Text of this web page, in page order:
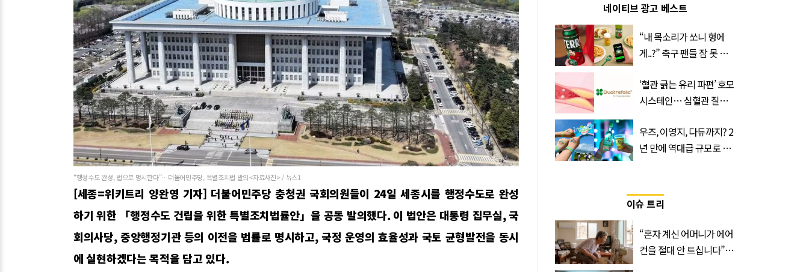
“행정수도 완성, 법으로 명시한다”…더불어민주당, 특별조치법 발의<자료사진> / 뉴스1
[세종=위키트리 양완영 기자] 더불어민주당 충청권 국회의원들이 24일 세종시를 행정수도로 완성
하기 위한 「행정수도 건립을 위한 특별조치법률안」을 공동 발의했다. 이 법안은 대통령 집무실, 국
회의사당, 중앙행정기관 등의 이전을 법률로 명시하고, 국정 운영의 효율성과 국토 균형발전을 동시
에 실현하겠다는 목적을 담고 있다.
네이티브 광고 베스트
“내 목소리가 쏘니 형에
게..?” 축구 팬들 잠 못 들
트
‘혈관 긁는 유리 파편’ 호모
시스테인… 심혈관 질환
우즈, 이영지, 다듀까지? 2
년 만에 역대급 규모로 돌
이슈 트리
“혼자 계신 어머니가 에어
컨을 절대 안 트십니다”…